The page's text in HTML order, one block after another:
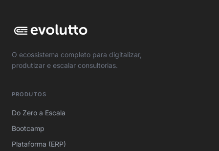
O ecossistema completo para digitalizar,
produtizar e escalar consultorias.
PRODUTOS
Do Zero a Escala
Bootcamp
Plataforma (ERP)